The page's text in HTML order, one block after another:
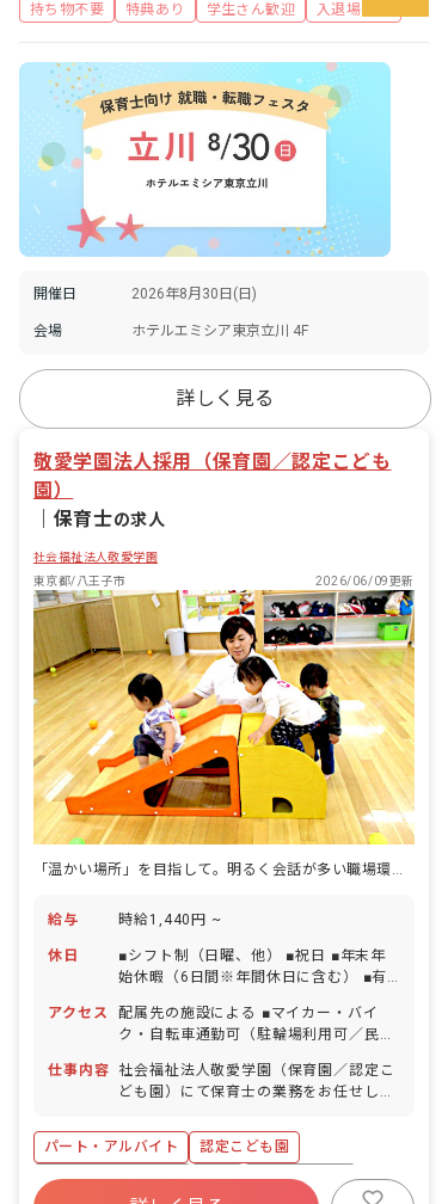
持ち物不要 特典あり 学生さん歓迎 入退場自由
開催日 2026年8月30日(日)
会場 ホテルエミシア東京立川 4F
詳しく見る
敬愛学園法人採用（保育園／認定こども
園）
保育士の求人
社会福祉法人敬愛学園
東京都/八王子市
2026/06/09更新
「温かい場所」を目指して。明るく会話が多い職場環境で、人間関係を大切にしています。
給与 時給1,440円 ~
休日
■シフト制（日曜、他） ■祝日 ■年末年
始休暇（6日間※年間休日に含む） ■有
得可／5日以上の連休相談OK） ■産前産
後・育児休暇（取得率100％・復帰率
100％） ■バースデイ休暇 ・お休みの取
りやすさについて ライフステージに合わ
がしやすい環境で、子育てや家庭との両
立も実現できます。
アクセス
配属先の施設による ■マイカー・バイ
ク・自転車通勤可（駐輪場利用可／民間
ため、採用後に各施設より案内いたしま
す）
仕事内容
社会福祉法人敬愛学園（保育園／認定こ
ども園）にて保育士の業務をお任せしま
保育補助業務 ・連絡帳記入（アプリ）
・週案・月案の作成（Excel作成） ・保
護者対応 ・行事等の準備、開催 ■勤務施
設 以下いずれかの勤務になります。（応
パート・アルバイト
認定こども園
ボーナス・賞与あり
有給
福利厚生充実